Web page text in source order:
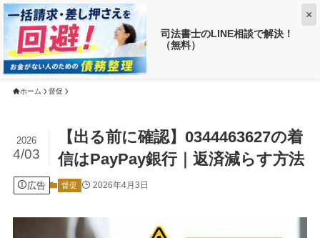
司法書士のLINE相談で解決！
（無料）
×
【返済がお得に!?】 借金がいくら減るか調べる ➡
ホーム 督促
【出る前に確認】0344463627の着
信はPayPay銀行｜返済減らす方法
2026
4/03
広告 督促 2026年4月3日